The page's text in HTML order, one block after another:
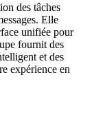
des tâches
Elle
unifiée pour
fournit des
et des
expérience en